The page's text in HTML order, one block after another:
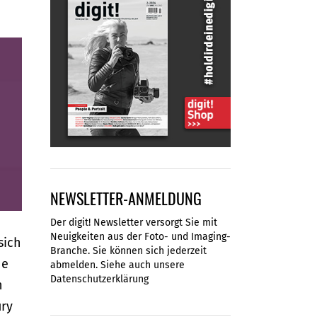
NEWSLETTER-ANMELDUNG
Der digit! Newsletter versorgt Sie mit
Neuigkeiten aus der Foto- und Imaging-
Branche. Sie können sich jederzeit
abmelden. Siehe auch unsere
Datenschutzerklärung